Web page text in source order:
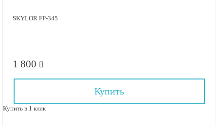
SKYLOR FP-345
1 800
Купить
Купить в 1 клик